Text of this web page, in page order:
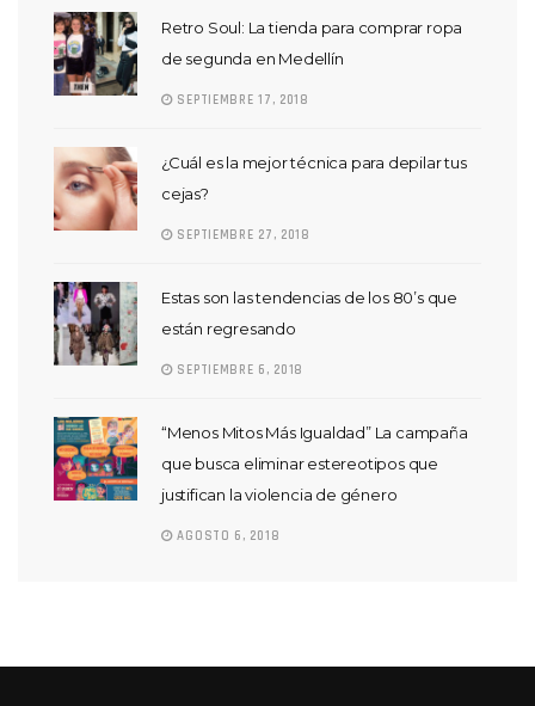
Retro Soul: La tienda para comprar ropa
de segunda en Medellín
SEPTIEMBRE 17, 2018
¿Cuál es la mejor técnica para depilar tus
cejas?
SEPTIEMBRE 27, 2018
Estas son las tendencias de los 80’s que
están regresando
SEPTIEMBRE 6, 2018
“Menos Mitos Más Igualdad” La campaña
que busca eliminar estereotipos que
justifican la violencia de género
AGOSTO 6, 2018